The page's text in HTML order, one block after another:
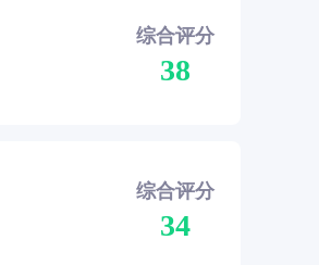
综合评分
38
综合评分
34